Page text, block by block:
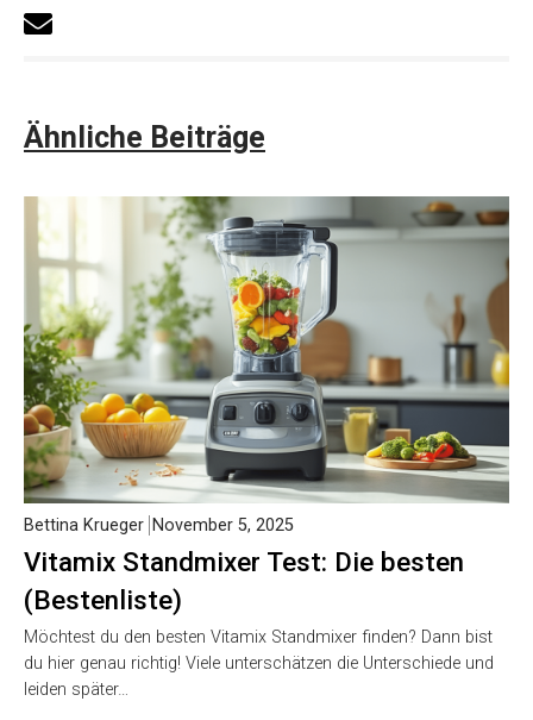
Ähnliche Beiträge
Vitamix Standmixer Test: Die besten
(Bestenliste)
Bettina Krueger November 5, 2025
Möchtest du den besten Vitamix Standmixer finden? Dann bist
du hier genau richtig! Viele unterschätzen die Unterschiede und
leiden später…